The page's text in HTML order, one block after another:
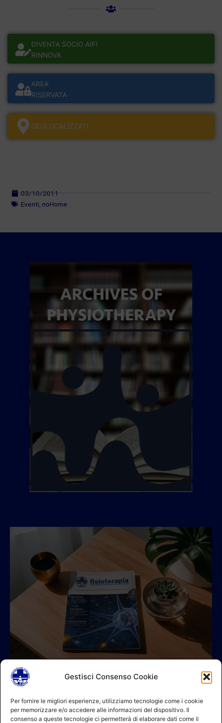
Gestisci Consenso Cookie
Per fornire le migliori esperienze, utilizziamo tecnologie come i cookie
per memorizzare e/o accedere alle informazioni del dispositivo. Il
consenso a queste tecnologie ci permetterà di elaborare dati come il
DIVENTA SOCIO AIFI
RINNOVA
AREA
RISERVATA
GEOLOCALÌZZATI
03/10/2011
Eventi noHome
Contatti